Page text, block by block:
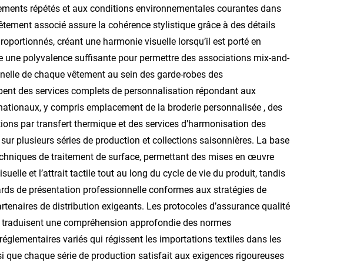
répétés et aux conditions environnementales courantes dans
associé assure la cohérence stylistique grâce à des détails
créant une harmonie visuelle lorsqu’il est porté en
polyvalence suffisante pour permettre des associations mix-and-
de chaque vêtement au sein des garde-robes des
des services complets de personnalisation répondant aux
y compris emplacement de la broderie personnalisée , des
par transfert thermique et des services d’harmonisation des
plusieurs séries de production et collections saisonnières. La base
de traitement de surface, permettant des mises en œuvre
et l’attrait tactile tout au long du cycle de vie du produit, tandis
de présentation professionnelle conformes aux stratégies de
de distribution exigeants. Les protocoles d’assurance qualité
une compréhension approfondie des normes
variés qui régissent les importations textiles dans les
chaque série de production satisfait aux exigences rigoureuses